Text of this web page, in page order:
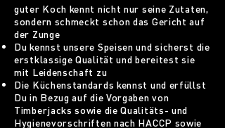
guter Koch kennt nicht nur seine Zutaten,
sondern schmeckt schon das Gericht auf
der Zunge
Du kennst unsere Speisen und sicherst die
erstklassige Qualität und bereitest sie
mit Leidenschaft zu
Die Küchenstandards kennst und erfüllst
Du in Bezug auf die Vorgaben von
Timberjacks sowie die Qualitäts- und
Hygienevorschriften nach HACCP sowie